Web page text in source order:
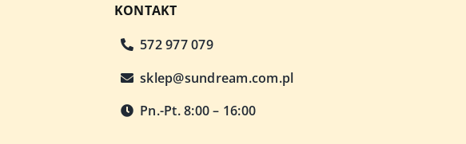
KONTAKT
572 977 079
sklep@sundream.com.pl
Pn.-Pt. 8:00 – 16:00